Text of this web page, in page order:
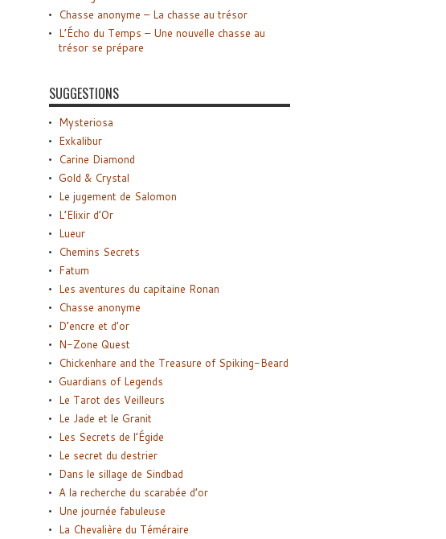
Chasse anonyme – La chasse au trésor
L’Écho du Temps – Une nouvelle chasse au
trésor se prépare
SUGGESTIONS
Mysteriosa
Exkalibur
Carine Diamond
Gold & Crystal
Le jugement de Salomon
L’Elixir d’Or
Lueur
Chemins Secrets
Fatum
Les aventures du capitaine Ronan
Chasse anonyme
D’encre et d’or
N-Zone Quest
Chickenhare and the Treasure of Spiking-Beard
Guardians of Legends
Le Tarot des Veilleurs
Le Jade et le Granit
Les Secrets de l’Égide
Le secret du destrier
Dans le sillage de Sindbad
A la recherche du scarabée d’or
Une journée fabuleuse
La Chevalière du Téméraire